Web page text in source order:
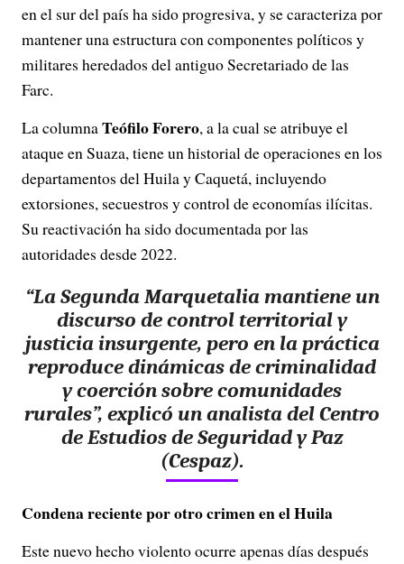
en el sur del país ha sido progresiva, y se caracteriza por
mantener una estructura con componentes políticos y
militares heredados del antiguo Secretariado de las
Farc.
La columnaTeófilo Forero, a la cual se atribuye el
ataque en Suaza, tiene un historial de operaciones en los
departamentos del Huila y Caquetá, incluyendo
extorsiones, secuestros y control de economías ilícitas.
Su reactivación ha sido documentada por las
autoridades desde 2022.
“La Segunda Marquetalia mantiene un
discurso de control territorial y
justicia insurgente, pero en la práctica
reproduce dinámicas de criminalidad
y coerción sobre comunidades
rurales”, explicó un analista del Centro
de Estudios de Seguridad y Paz
(Cespaz).
Condena reciente por otro crimen en el Huila
Este nuevo hecho violento ocurre apenas días después